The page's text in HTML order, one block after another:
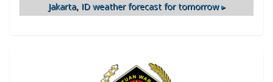
Jakarta, IDweather forecast for tomorrow ▸